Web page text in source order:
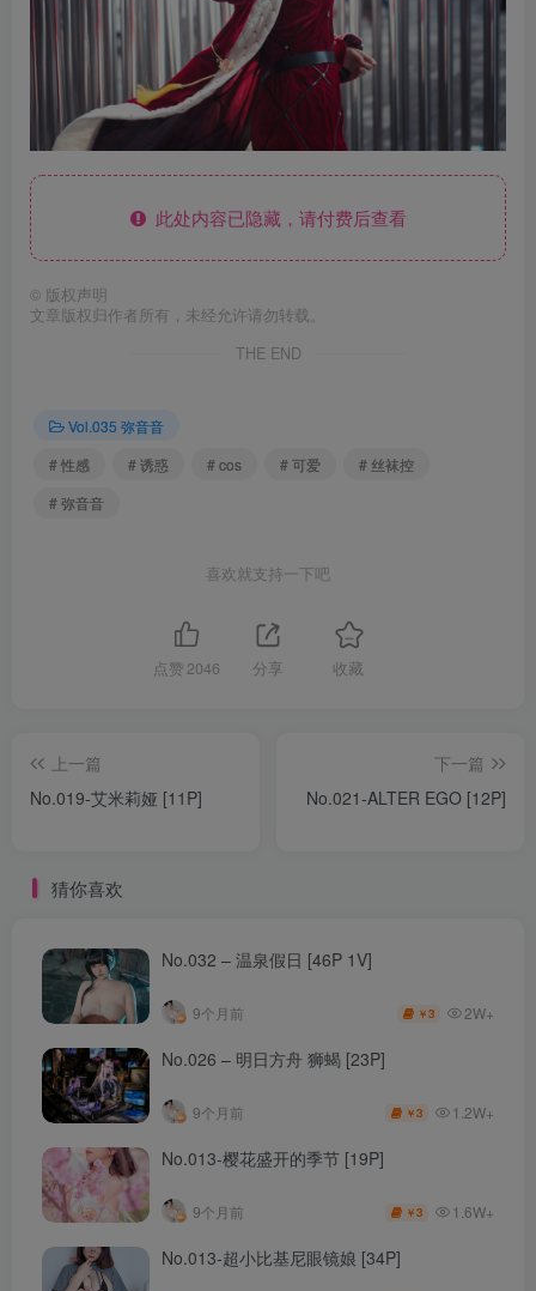
此处内容已隐藏，请付费后查看
© 版权声明
文章版权归作者所有，未经允许请勿转载。
THE END
Vol.035 弥音音
# 性感
# 诱惑 # cos # 可爱
# 丝袜控
# 弥音音
喜欢就支持一下吧
点赞 2046 分享 收藏
上一篇
No.019-艾米莉娅 [11P]
下一篇
No.021-ALTER EGO [12P]
猜你喜欢
No.032 – 温泉假日 [46P 1V]
9个月前 ￥3 2W+
No.026 – 明日方舟 狮蝎 [23P]
9个月前 ￥3 1.2W+
No.013-樱花盛开的季节 [19P]
9个月前 ￥3 1.6W+
No.013-超小比基尼眼镜娘 [34P]